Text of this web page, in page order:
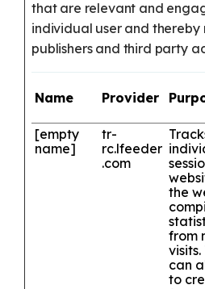
that are relevant and
individual user and
publishers and third party
Name Provider
[empty
name]
tr-
rc.lfeeder
.com
the
from
can
to